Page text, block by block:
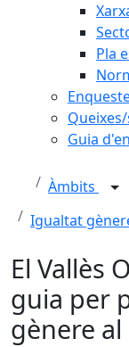
Pla
Guia
Àmbits
Igualtat
El Vallès
guia per
gènere